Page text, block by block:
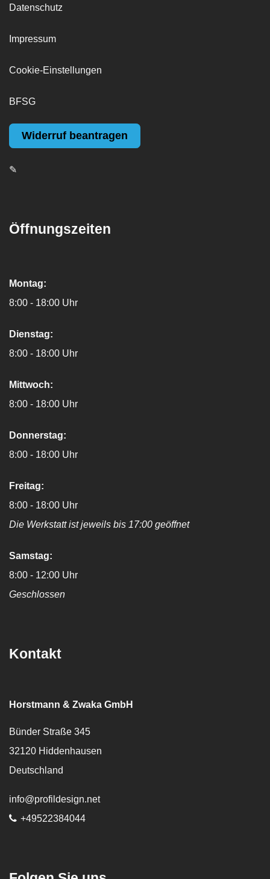
Datenschutz
Impressum
Cookie-Einstellungen
BFSG
Widerruf beantragen
✎
Öffnungszeiten
Montag:
8:00 - 18:00 Uhr
Dienstag:
8:00 - 18:00 Uhr
Mittwoch:
8:00 - 18:00 Uhr
Donnerstag:
8:00 - 18:00 Uhr
Freitag:
8:00 - 18:00 Uhr
Die Werkstatt ist jeweils bis 17:00 geöffnet
Samstag:
8:00 - 12:00 Uhr
Geschlossen
Kontakt
Horstmann & Zwaka GmbH
Bünder Straße 345
32120 Hiddenhausen
Deutschland
E-Mail:
info@profildesign.net
Telefon:
+49522384044